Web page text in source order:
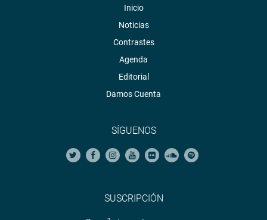
Inicio
Noticias
Contrastes
Agenda
Editorial
Damos Cuenta
SÍGUENOS
SUSCRIPCIÓN